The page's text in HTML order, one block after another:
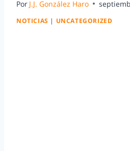
Por J.J. González Haro
NOTICIAS | UNCATEGORIZED